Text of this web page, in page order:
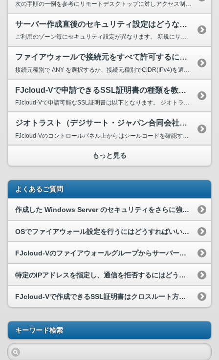
次の手順の一例を参考にリモートデスクトップに対しアクセス制限を行ってください。 『作業手順の一例』 ①リモートデスクトップで接続 ①-1. クライアント端末で「ファイル名を指定して実...
サーバー作成直後のセキュリティ設定はどうなってますか？
ご利用のゾーン毎にセキュリティ設定が異なります。 新規にサーバーを作成する際に指定したファイアウォール設定が適用されます。 なお、ファイアウォールの設定はお客様にてコントロールパネル上で...
ファイアウォールで接続元をすべて許可するにはどうしたらよいですか
FJcloud-Vで申請できるSSL証明書の種類を教えてください。
FJcloud-Vで申請可能なSSL証明書は以下となります。 ジオトラスト（デジサート・ジャパン合同会社） 製品名:クイックSSL プレミアム 認証型:ドメイン認証型証明書 サイ...
ジオトラスト（デジサート・ジャパン合同会社）のスマートシール（サイトシール）取得に必要なシールコードを確認するにはどうすればいいですか？
もっと見る
よくあるご質問
作成した Windows Server のセキュリティをさらに強化するには、どうすれば良いですか。
OSでファイアウォール設定を行うにはどうすればいいですか？
FJcloud-Vのファイアウォールグループからサーバーをはずしたが特定ポートの通信が行えない。
特定のIPアドレスを指定し、通信を拒否するにはどうしたらよいですか。
FJcloud-Vで作成できるSSL証明書はクロスルート方式ですか
キーワード検索